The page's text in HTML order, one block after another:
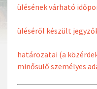
ülésének várható
üléséről készült
határozatai (a
minősülő személyes